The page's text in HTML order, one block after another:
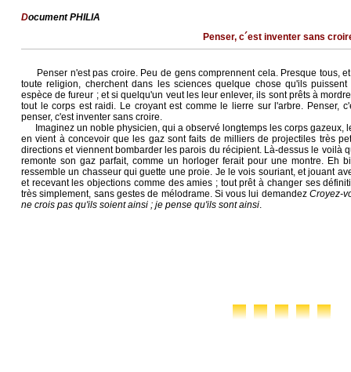
Document PHILIA
Penser, c´est inventer sans
Penser n'est pas croire. Peu de gens comprennent cela. Presque tous,
toute religion, cherchent dans les sciences quelque chose qu'ils
espèce de fureur ; et si quelqu'un veut les leur enlever, ils sont prêts à
tout le corps est raidi. Le croyant est comme le lierre sur l'arbre. Penser,
penser, c'est inventer sans croire.
Imaginez un noble physicien, qui a observé longtemps les corps gazeux,
en vient à concevoir que les gaz sont faits de milliers de projectiles très
directions et viennent bombarder les parois du récipient. Là-dessus le voilà
remonte son gaz parfait, comme un horloger ferait pour une montre. Eh
ressemble un chasseur qui guette une proie. Je le vois souriant, et jouant
et recevant les objections comme des amies ; tout prêt à changer ses
très simplement, sans gestes de mélodrame. Si vous lui demandez Croyez-
ne crois pas qu'ils soient ainsi ; je pense qu'ils sont ainsi.